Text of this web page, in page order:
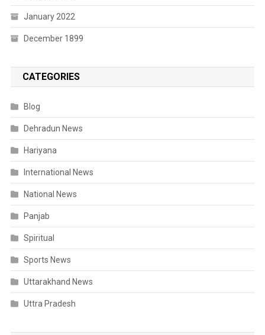
January 2022
December 1899
CATEGORIES
Blog
Dehradun News
Hariyana
International News
National News
Panjab
Spiritual
Sports News
Uttarakhand News
Uttra Pradesh